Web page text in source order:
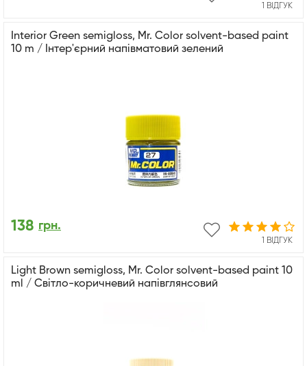
1 ВІДГУК
Interior Green semigloss, Mr. Color solvent-based paint
10 m / Інтер'єрний напівматовий зелений
1 ВІДГУК
138 грн.
Light Brown semigloss, Mr. Color solvent-based paint 10
ml / Світло-коричневий напівглянсовий